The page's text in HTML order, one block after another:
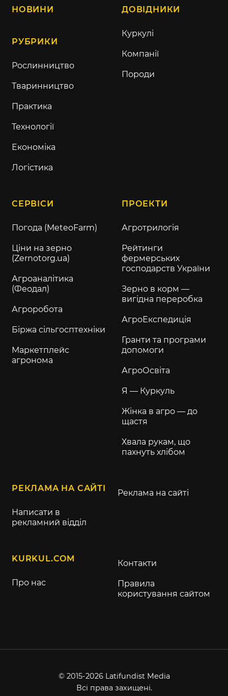
НОВИНИ
РУБРИКИ
Рослинництво
Тваринництво
Практика
Технології
Економіка
Логістика
ДОВІДНИКИ
Куркулі
Компанії
Породи
СЕРВІСИ
Погода (MeteoFarm)
Ціни на зерно
(Zernotorg.ua)
Агроаналітика
(Феодал)
Агроробота
Біржа сільгосптехніки
Маркетплейс
агронома
ПРОЕКТИ
Агротрилогія
Рейтинги
фермерських
господарств України
Зерно в корм —
вигідна переробка
АгроЕкспедиція
Гранти та програми
допомоги
АгроОсвіта
Я — Куркуль
Жінка в агро — до
щастя
Хвала рукам, що
пахнуть хлібом
РЕКЛАМА НА САЙТІ
Написати в
рекламний відділ
Реклама на сайті
KURKUL.COM
Про нас
Контакти
Правила
користування сайтом
© 2015-2026 Latifundist Media
Всі права захищені.